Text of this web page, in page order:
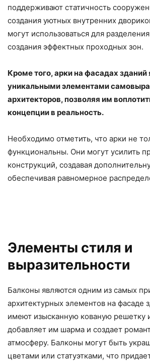
поддерживают статичность
создания уютных внутренних
могут использоваться для
создания эффектных проходных зон.
Кроме того, арки на фасадах зданий
уникальными элементами
архитекторов, позволяя им
концепции в реальность.
Необходимо отметить, что арки не
функциональны. Они могут усилить
конструкций, создавая
обеспечивая равномерное
Элементы стиля и
выразительности
Балконы являются одним из самых
архитектурных элементов на фасаде
имеют изысканную кованую решетку
добавляет им шарма и создает
атмосферу. Балконы могут быть
цветами или статуэтками, что